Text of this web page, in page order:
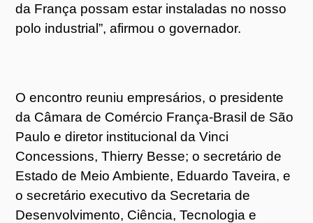
da França possam estar instaladas no nosso
polo industrial”, afirmou o governador.
O encontro reuniu empresários, o presidente
da Câmara de Comércio França-Brasil de São
Paulo e diretor institucional da Vinci
Concessions, Thierry Besse; o secretário de
Estado de Meio Ambiente, Eduardo Taveira, e
o secretário executivo da Secretaria de
Desenvolvimento, Ciência, Tecnologia e